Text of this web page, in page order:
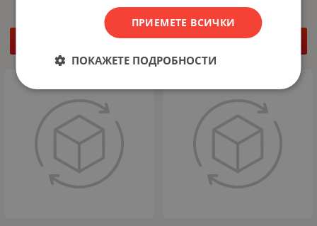
КУПИ
ПРИЕМЕТЕ ВСИЧКИ
ПОКАЖЕТЕ ПОДРОБНОСТИ